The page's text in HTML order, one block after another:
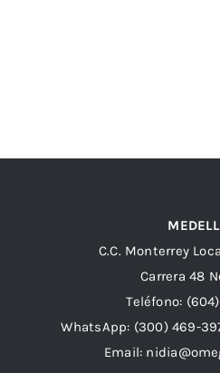
C.C. Monterrey
Carrera 48
Teléfono:
WhatsApp: (300) 469-
Email: